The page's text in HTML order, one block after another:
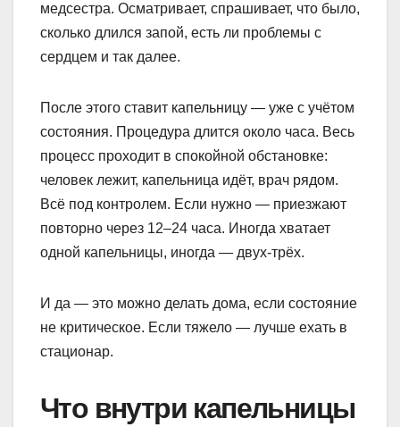
медсестра. Осматривает, спрашивает, что было,
сколько длился запой, есть ли проблемы с
сердцем и так далее.
После этого ставит капельницу — уже с учётом
состояния. Процедура длится около часа. Весь
процесс проходит в спокойной обстановке:
человек лежит, капельница идёт, врач рядом.
Всё под контролем. Если нужно — приезжают
повторно через 12–24 часа. Иногда хватает
одной капельницы, иногда — двух-трёх.
И да — это можно делать дома, если состояние
не критическое. Если тяжело — лучше ехать в
стационар.
Что внутри капельницы